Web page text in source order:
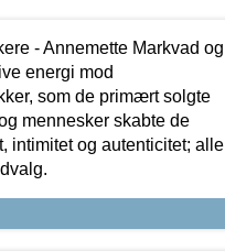
- Annemette Markvad og
energi mod
som de primært solgte
mennesker skabte de
intimitet og autenticitet; alle